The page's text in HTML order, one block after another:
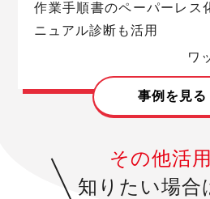
作業手順書のペーパーレス
ニュアル診断も活用
ワ
事例を見る
その他活
知りたい場合